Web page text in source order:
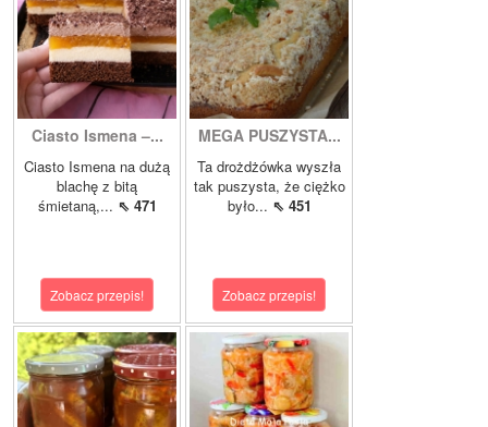
Ciasto Ismena –...
Ciasto Ismena na dużą
blachę z bitą
śmietaną,... ⇖ 471
Zobacz przepis!
MEGA PUSZYSTA...
Ta drożdżówka wyszła
tak puszysta, że ciężko
było... ⇖ 451
Zobacz przepis!